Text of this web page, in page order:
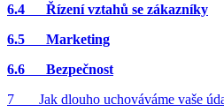
6.4 Řízení vztahů se zákazníky
6.5 Marketing
6.6 Bezpečnost
7 Jak dlouho uchováváme vaše